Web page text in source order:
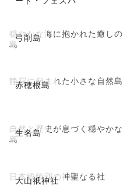
弓削島
穏やかな海に抱かれた癒しの
島
赤穂根島
静寂に包まれた小さな自然島
生名島
自然と歴史が息づく穏やかな
島
大山祇神社
日本総鎮守の神聖なる社